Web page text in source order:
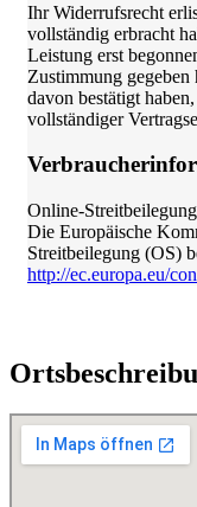
Ihr Widerrufsrecht
vollständig erbracht
Leistung erst
Zustimmung
davon bestätigt
vollständiger
Online-
Die Europäische
Streitbeilegung (OS)
http://ec.europa.eu/